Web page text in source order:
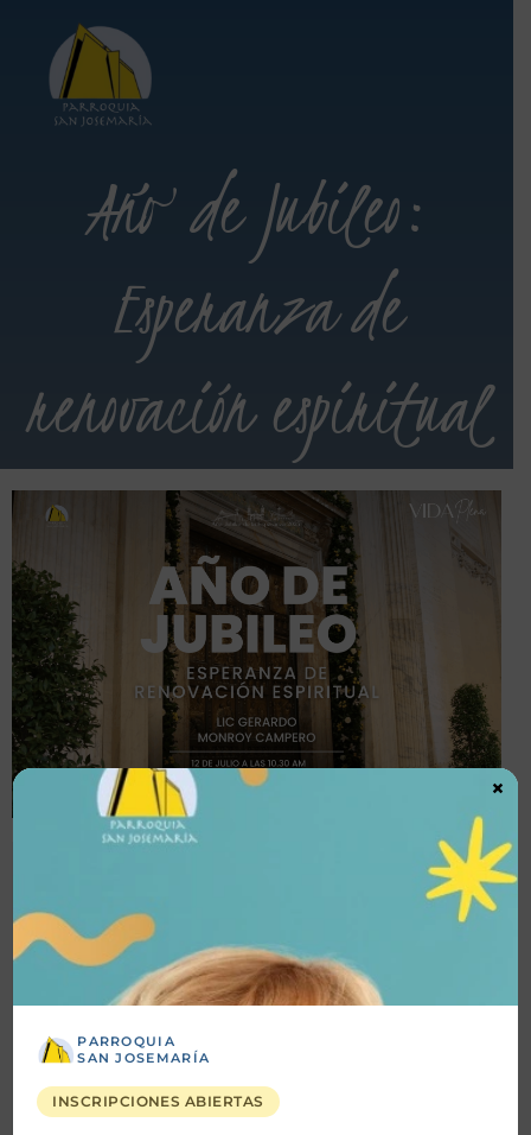
Año de Jubileo:
Esperanza de
renovación espiritual
Fecha inicio:12-07-2025
Fecha fin:12-07-2025
Hora fin:
PARROQUIA
SAN JOSEMARÍA
INSCRIPCIONES ABIERTAS
×